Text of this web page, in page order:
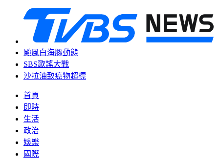
颱風白海豚動態
SBS歌謠大戰
沙拉油致癌物超標
首頁
即時
生活
政治
娛樂
國際